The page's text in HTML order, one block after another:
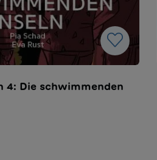
4: Die schwimmenden